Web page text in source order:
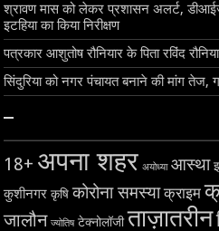
श्रावण मास को लेकर प्रशासन अलर्ट,
इटहिया का किया निरीक्षण
पत्रकार आशुतोष रौनियार के पिता रविंद
सिंदुरिया को नगर पंचायत बनाने की मांग तेज,
–
18+ अपना शहर अयोध्या आस्था
कुशीनगर कृषि कोरोना समस्या क्राइम
जालौन ज्योतिष टेक्नोलॉजी ताज़ातरीन